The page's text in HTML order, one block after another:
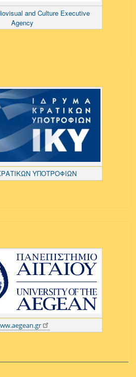
and Culture Executive
Agency
ΥΠΟΤΡΟΦΙΩΝ